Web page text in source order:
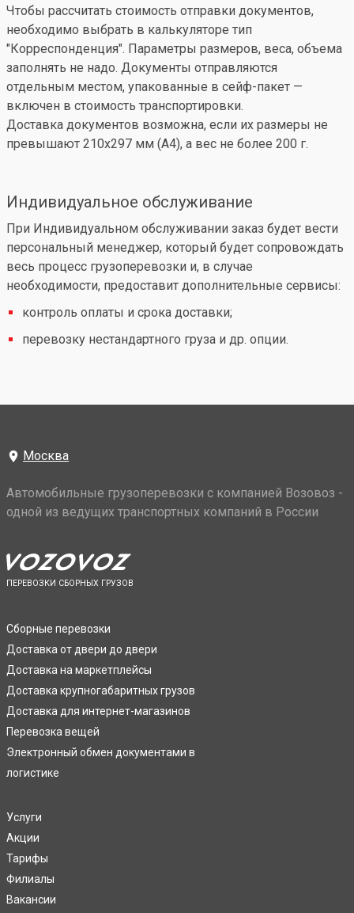
Чтобы рассчитать стоимость отправки документов,
необходимо выбрать в калькуляторе тип
"Корреспонденция". Параметры размеров, веса, объема
заполнять не надо. Документы отправляются
отдельным местом, упакованные в сейф-пакет —
включен в стоимость транспортировки.
Доставка документов возможна, если их размеры не
превышают 210x297 мм (А4), а вес не более 200 г.
Индивидуальное обслуживание
При Индивидуальном обслуживании заказ будет вести
персональный менеджер, который будет сопровождать
весь процесс грузоперевозки и, в случае
необходимости, предоставит дополнительные сервисы:
контроль оплаты и срока доставки;
перевозку нестандартного груза и др. опции.
Москва
Автомобильные грузоперевозки с компанией Возовоз -
одной из ведущих транспортных компаний в России
ПЕРЕВОЗКИ СБОРНЫХ ГРУЗОВ
Сборные перевозки
Доставка от двери до двери
Доставка на маркетплейсы
Доставка крупногабаритных грузов
Доставка для интернет-магазинов
Перевозка вещей
Электронный обмен документами в
логистике
Услуги
Акции
Тарифы
Филиалы
Вакансии